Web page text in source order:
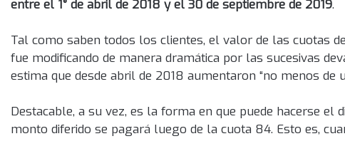
entre el 1° de abril de 2018 y el 30 de septiembre de 2019.
Tal como saben todos los clientes, el valor de las cuotas
fue modificando de manera dramática por las sucesivas
estima que desde abril de 2018 aumentaron “no menos de
Destacable, a su vez, es la forma en que puede hacerse
monto diferido se pagará luego de la cuota 84. Esto es,